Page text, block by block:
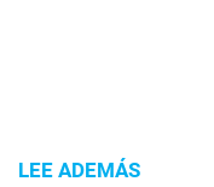
LEE ADEMÁS